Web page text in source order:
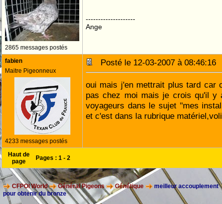
2865 messages postés
--------------------
Ange
fabien
Maitre Pigeonneux
4233 messages postés
Posté le 12-03-2007 à
oui mais j'en mettrait plus tard car
pas chez moi mais je crois qu'il y
voyageurs dans le sujet "mes
et c'est dans la rubrique
Haut de
page
Pages : 1 - 2
CFPOI World Général Pigeons Génétique
meilleur accouplement
pour obtenir du bronze